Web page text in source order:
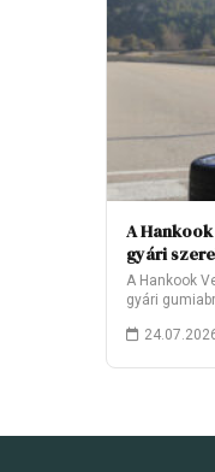
A Hankook
gyári
A Hankook
gyári